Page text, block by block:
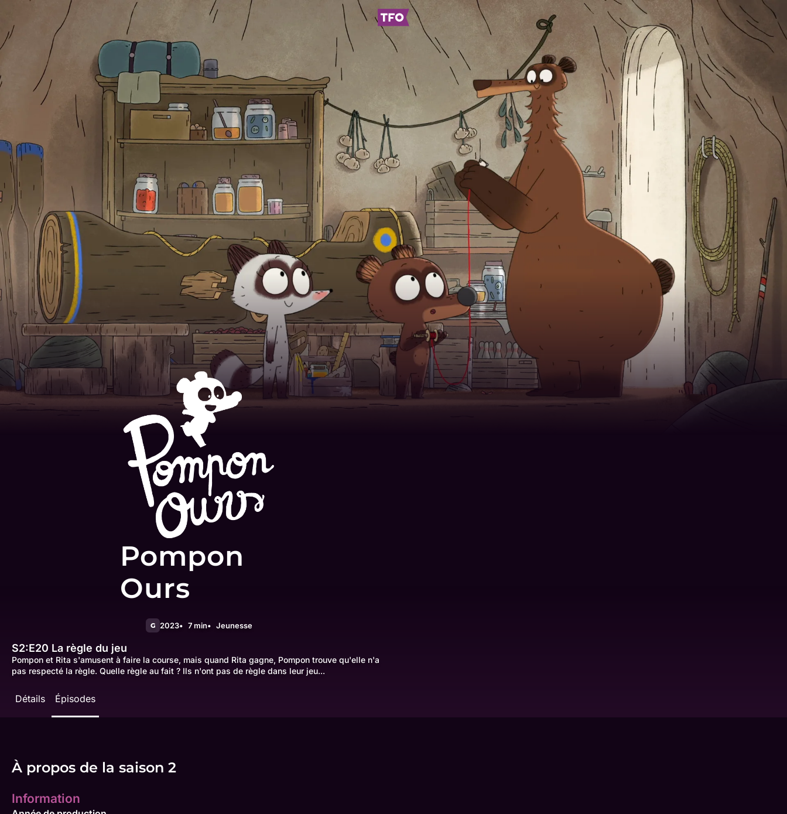
Pompon
Ours
G 2023 7 min Jeunesse
S2:E20 La règle du jeu
Pompon et Rita s'amusent à faire la course, mais quand Rita gagne, Pompon trouve qu'elle n'a
pas respecté la règle. Quelle règle au fait ? Ils n'ont pas de règle dans leur jeu...
Détails Épisodes
À propos de la saison 2
Information